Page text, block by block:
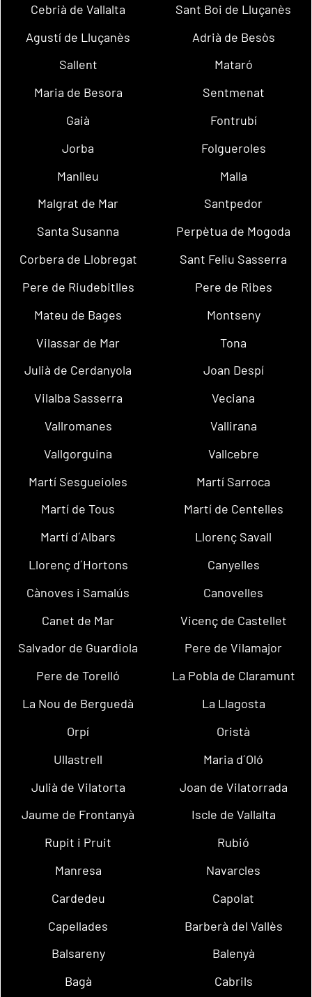
Cebrià de Vallalta
Sant Boi de Lluçanès
Agustí de Lluçanès
Adrià de Besòs
Sallent
Mataró
Maria de Besora
Sentmenat
Gaià
Fontrubí
Jorba
Folgueroles
Manlleu
Malla
Malgrat de Mar
Santpedor
Santa Susanna
Perpètua de Mogoda
Corbera de Llobregat
Sant Feliu Sasserra
Pere de Riudebitlles
Pere de Ribes
Mateu de Bages
Montseny
Vilassar de Mar
Tona
Julià de Cerdanyola
Joan Despí
Vilalba Sasserra
Veciana
Vallromanes
Vallirana
Vallgorguina
Vallcebre
Martí Sesgueioles
Martí Sarroca
Martí de Tous
Martí de Centelles
Martí d´Albars
Llorenç Savall
Llorenç d´Hortons
Canyelles
Cànoves i Samalús
Canovelles
Canet de Mar
Vicenç de Castellet
Salvador de Guardiola
Pere de Vilamajor
Pere de Torelló
La Pobla de Claramunt
La Nou de Berguedà
La Llagosta
Orpí
Oristà
Ullastrell
Maria d´Oló
Julià de Vilatorta
Joan de Vilatorrada
Jaume de Frontanyà
Iscle de Vallalta
Rupit i Pruit
Rubió
Manresa
Navarcles
Cardedeu
Capolat
Capellades
Barberà del Vallès
Balsareny
Balenyà
Bagà
Cabrils